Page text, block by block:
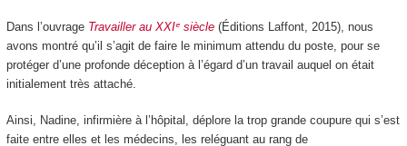
Dans l’ouvrage Travailler au XXIᵉ siècle(Éditions Laffont, 2015), nous
avons montré qu’il s’agit de faire le minimum attendu du poste, pour se
protéger d’une profonde déception à l’égard d’un travail auquel on était
initialement très attaché.
Ainsi, Nadine, infirmière à l’hôpital, déplore la trop grande coupure qui s’est
faite entre elles et les médecins, les reléguant au rang de